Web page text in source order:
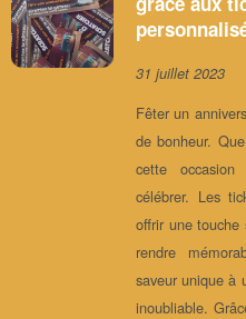
31 juillet 2023
Fêter un
de bonheur.
cette
célébrer. Les
offrir une
rendre
saveur unique à
inoubliable.